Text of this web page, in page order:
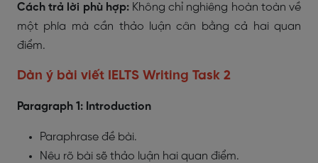
Cách trả lời phù hợp: Không chỉ nghiêng hoàn toàn về
một phía mà cần thảo luận cân bằng cả hai quan
điểm.
Dàn ý bài viết IELTS Writing Task 2
Paragraph 1: Introduction
Paraphrase đề bài.
Nêu rõ bài sẽ thảo luận hai quan điểm.